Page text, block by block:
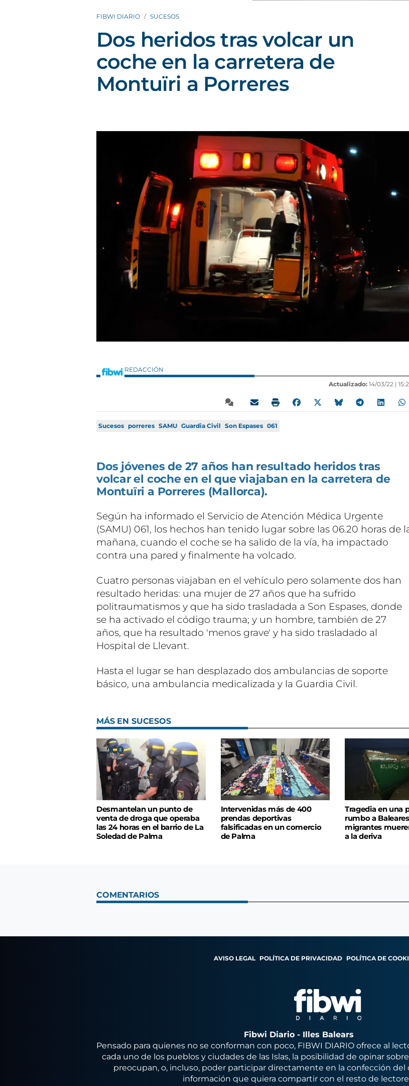
FIBWI DIARIO SUCESOS
Dos heridos tras volcar un
coche en la carretera de
Montuïri a Porreres
REDACCIÓN
Actualizado: 14/03/22 |
Sucesos porreres SAMU Guardia Civil Son Espases 061
Dos jóvenes de 27 años han resultado heridos tras
volcar el coche en el que viajaban en la carretera de
Montuïri a Porreres (Mallorca).
Según ha informado el Servicio de Atención Médica Urgente
(SAMU) 061, los hechos han tenido lugar sobre las 06.20 horas de
mañana, cuando el coche se ha salido de la vía, ha impactado
contra una pared y finalmente ha volcado.
Cuatro personas viajaban en el vehículo pero solamente dos han
resultado heridas: una mujer de 27 años que ha sufrido
politraumatismos y que ha sido trasladada a Son Espases, donde
se ha activado el código trauma; y un hombre, también de 27
años, que ha resultado 'menos grave' y ha sido trasladado al
Hospital de Llevant.
Hasta el lugar se han desplazado dos ambulancias de soporte
básico, una ambulancia medicalizada y la Guardia Civil.
MÁS EN SUCESOS
Desmantelan un punto de
venta de droga que operaba
las 24 horas en el barrio de La
Soledad de Palma
Intervenidas más de 400
prendas deportivas
falsificadas en un comercio
de Palma
Tragedia en una
rumbo a
migrantes
a la deriva
COMENTARIOS
AVISO LEGAL POLÍTICA DE PRIVACIDAD POLÍTICA DE
Fibwi Diario - Illes Balears
Pensado para quienes no se conforman con poco, FIBWI DIARIO ofrece al
cada uno de los pueblos y ciudades de las Islas, la posibilidad de opinar
preocupan, o, incluso, poder participar directamente en la confección del
información que quiera compartir con el resto de